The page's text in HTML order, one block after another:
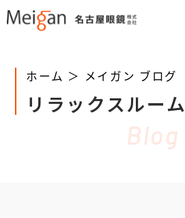
Blog
ホーム ＞ メイガン ブログ
リラックスルーム